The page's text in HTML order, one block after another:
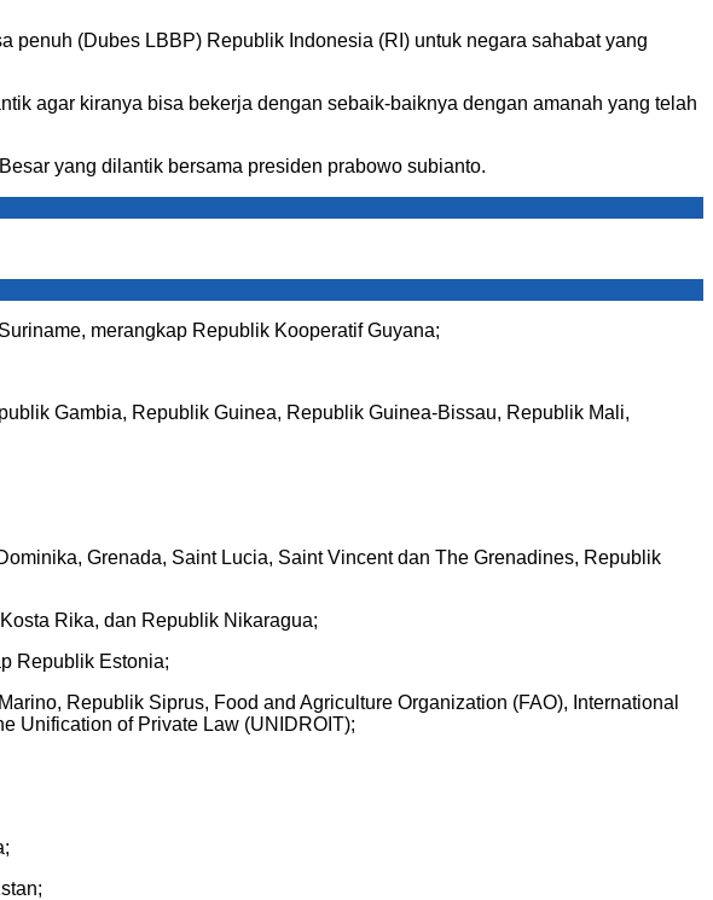
(Dubes LBBP) Republik Indonesia (RI) untuk negara sahabat yang
agar kiranya bisa bekerja dengan sebaik-baiknya dengan amanah yang telah
yang dilantik bersama presiden prabowo subianto.
merangkap Republik Kooperatif Guyana;
Gambia, Republik Guinea, Republik Guinea-Bissau, Republik Mali,
Grenada, Saint Lucia, Saint Vincent dan The Grenadines, Republik
Rika, dan Republik Nikaragua;
Republik Estonia;
Republik Siprus, Food and Agriculture Organization (FAO), International
Unification of Private Law (UNIDROIT);